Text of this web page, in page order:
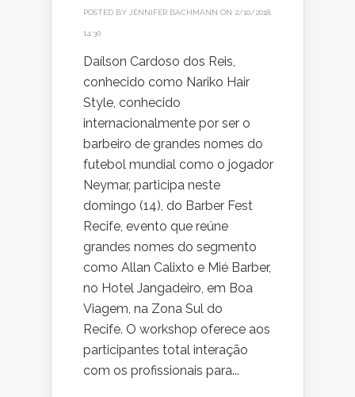
POSTED BY JENNIFER BACHMANN ON 2/10/2018,
14:30
Daílson Cardoso dos Reis,
conhecido como Nariko Hair
Style, conhecido
internacionalmente por ser o
barbeiro de grandes nomes do
futebol mundial como o jogador
Neymar, participa neste
domingo (14), do Barber Fest
Recife, evento que reúne
grandes nomes do segmento
como Allan Calixto e Mié Barber,
no Hotel Jangadeiro, em Boa
Viagem, na Zona Sul do
Recife. O workshop oferece aos
participantes total interação
com os profissionais para...